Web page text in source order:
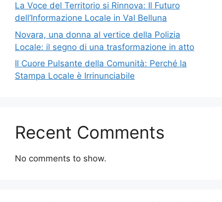
La Voce del Territorio si Rinnova: Il Futuro
dell’Informazione Locale in Val Belluna
Novara, una donna al vertice della Polizia
Locale: il segno di una trasformazione in atto
Il Cuore Pulsante della Comunità: Perché la
Stampa Locale è Irrinunciabile
Recent Comments
No comments to show.